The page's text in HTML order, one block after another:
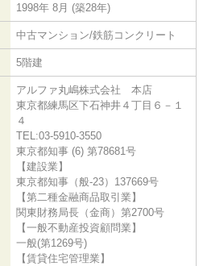
1998年 8月 (築28年)
中古マンション/鉄筋コンクリート
5階建
アルファ丸嶋株式会社 本店
東京都練馬区下石神井４丁目６－１
４
TEL:03-5910-3550
東京都知事 (6) 第78681号
【建設業】
東京都知事（般-23）137669号
【第二種金融商品取引業】
関東財務局長（金商）第2700号
【一般不動産投資顧問業】
一般(第1269号)
【賃貸住宅管理業】